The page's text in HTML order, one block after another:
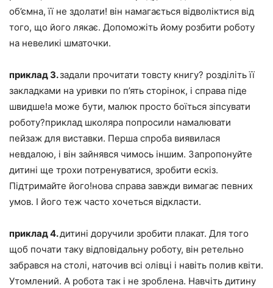
об’ємна, її не здолати! він намагається відволіктися від
того, що його лякає. Допоможіть йому розбити роботу
на невеликі шматочки.
приклад 3.задали прочитати товсту книгу? розділіть її
закладками на уривки по п’ять сторінок, і справа піде
швидше!а може бути, малюк просто боїться зіпсувати
роботу?приклад школяра попросили намалювати
пейзаж для виставки. Перша спроба виявилася
невдалою, і він зайнявся чимось іншим. Запропонуйте
дитині ще трохи потренуватися, зробити ескіз.
Підтримайте його!нова справа завжди вимагає певних
умов. І його теж часто хочеться відкласти.
приклад 4.дитині доручили зробити плакат. Для того
щоб почати таку відповідальну роботу, він ретельно
забрався на столі, наточив всі олівці і навіть полив квіти.
Утомлений. А робота так і не зроблена. Навчіть дитину